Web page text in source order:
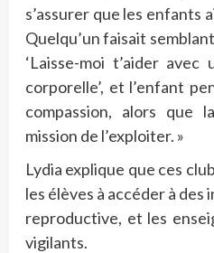
s’assurer que les enfants
Quelqu’un faisait
‘Laisse-moi t’aider
corporelle’, et l’enfant
compassion, alors que
mission de l’exploiter. »
Lydia explique que ces
les élèves à accéder à
reproductive, et les
vigilants.